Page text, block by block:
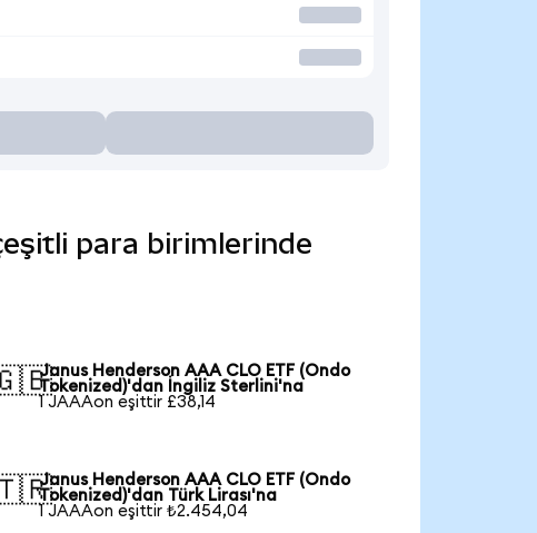
para birimlerinde
Janus Henderson AAA CLO ETF (Ondo
Tokenized)'dan İngiliz Sterlini'na
1 JAAAon eşittir £38,14
Janus Henderson AAA CLO ETF (Ondo
Tokenized)'dan Türk Lirası'na
1 JAAAon eşittir ₺2.454,04